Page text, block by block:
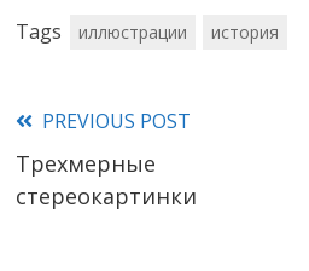
Tags иллюстрации история
Read
more
PREVIOUS POST
Трехмерные
стереокартинки